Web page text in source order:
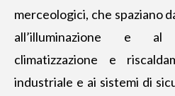
merceologici, che spaziano
all’illuminazione e al
climatizzazione e
industriale e ai sistemi di